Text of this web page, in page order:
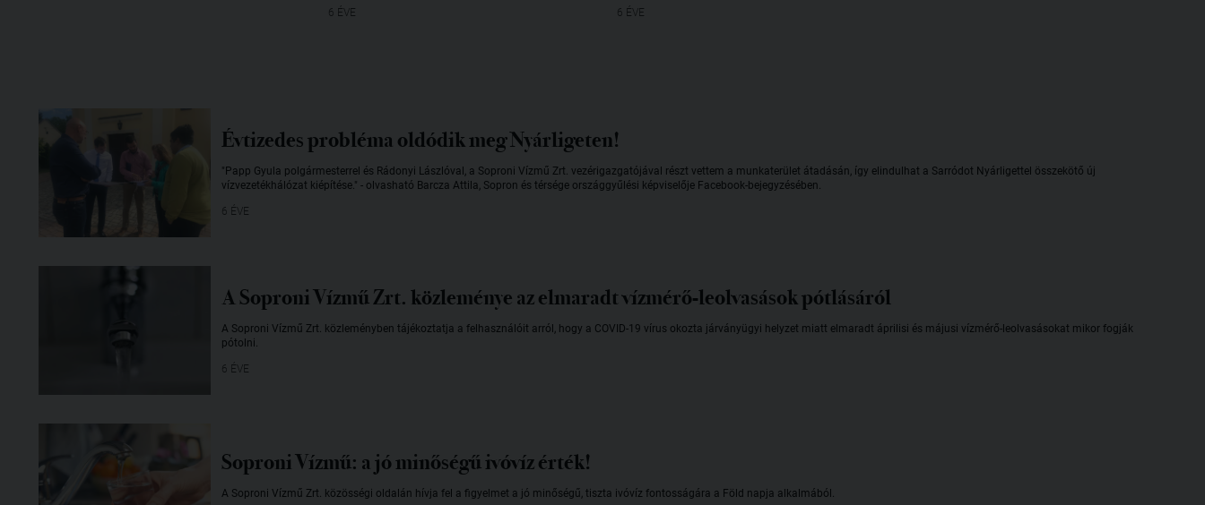
6 ÉVE 6 ÉVE
Évtizedes probléma oldódik meg Nyárligeten!
"Papp Gyula polgármesterrel és Rádonyi Lászlóval, a Soproni Vízmű Zrt. vezérigazgatójával részt vettem a munkaterület átadásán, így elindulhat a Sarródot Nyárligettel összekötő új
vízvezetékhálózat kiépítése." - olvasható Barcza Attila, Sopron és térsége országgyűlési képviselője Facebook-bejegyzésében.
6 ÉVE
A Soproni Vízmű Zrt. közleménye az elmaradt vízmérő-leolvasások pótlásáról
A Soproni Vízmű Zrt. közleményben tájékoztatja a felhasználóit arról, hogy a COVID-19 vírus okozta járványügyi helyzet miatt elmaradt áprilisi és májusi vízmérő-leolvasásokat mikor fogják
pótolni.
6 ÉVE
Soproni Vízmű: a jó minőségű ivóvíz érték!
A Soproni Vízmű Zrt. közösségi oldalán hívja fel a figyelmet a jó minőségű, tiszta ivóvíz fontosságára a Föld napja alkalmából.